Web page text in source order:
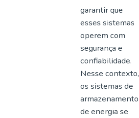
garantir que
esses sistemas
operem com
segurança e
confiabilidade.
Nesse contexto,
os sistemas de
armazenamento
de energia se